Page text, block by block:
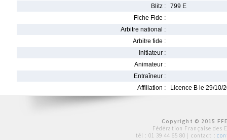
Blitz :
799 E
Fiche Fide :
Arbitre national :
Arbitre fide :
Initiateur :
Animateur :
Entraîneur :
Affiliation :
Licence B le 29/10/
Copyright © 2015
Fédération Française des
tél : 01 39 44 65 80 | contact :